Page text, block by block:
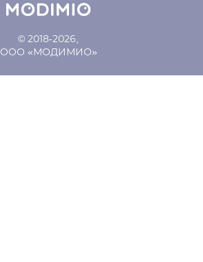
© 2018-2026,
ООО «МОДИМИО»